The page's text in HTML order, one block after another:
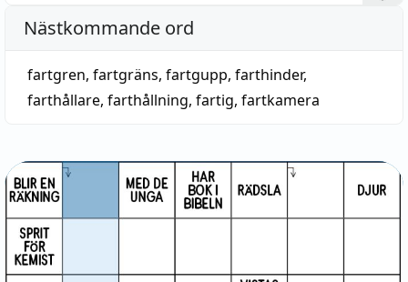
Nästkommande ord
fartgren, fartgräns, fartgupp, farthinder,
farthållare, farthållning, fartig, fartkamera